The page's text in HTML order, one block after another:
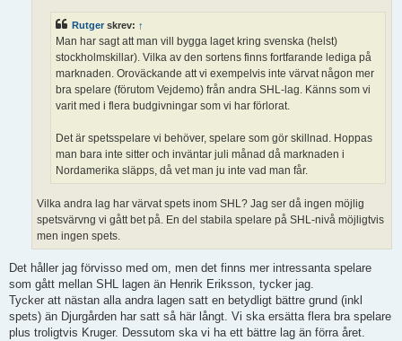
Rutgerskrev: ↑
Man har sagt att man vill bygga laget kring svenska (helst)
stockholmskillar). Vilka av den sortens finns fortfarande lediga på
marknaden. Oroväckande att vi exempelvis inte värvat någon mer
bra spelare (förutom Vejdemo) från andra SHL-lag. Känns som vi
varit med i flera budgivningar som vi har förlorat.
Det är spetsspelare vi behöver, spelare som gör skillnad. Hoppas
man bara inte sitter och inväntar juli månad då marknaden i
Nordamerika släpps, då vet man ju inte vad man får.
Vilka andra lag har värvat spets inom SHL? Jag ser då ingen möjlig
spetsvärvng vi gått bet på. En del stabila spelare på SHL-nivå möjligtvis
men ingen spets.
Det håller jag förvisso med om, men det finns mer intressanta spelare
som gått mellan SHL lagen än Henrik Eriksson, tycker jag.
Tycker att nästan alla andra lagen satt en betydligt bättre grund (inkl
spets) än Djurgården har satt så här långt. Vi ska ersätta flera bra spelare
plus troligtvis Kruger. Dessutom ska vi ha ett bättre lag än förra året.